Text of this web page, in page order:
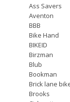
Ass Savers
Aventon
BBB
Bike Hand
BIKEID
Birzman
Blub
Bookman
Brick lane
Brooks